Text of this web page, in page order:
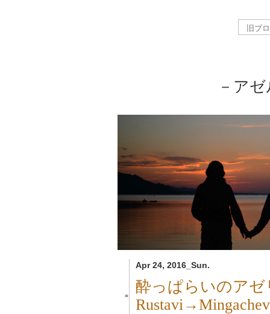
－ア
Apr 24, 2016_Sun.
■
酔っぱらいのア